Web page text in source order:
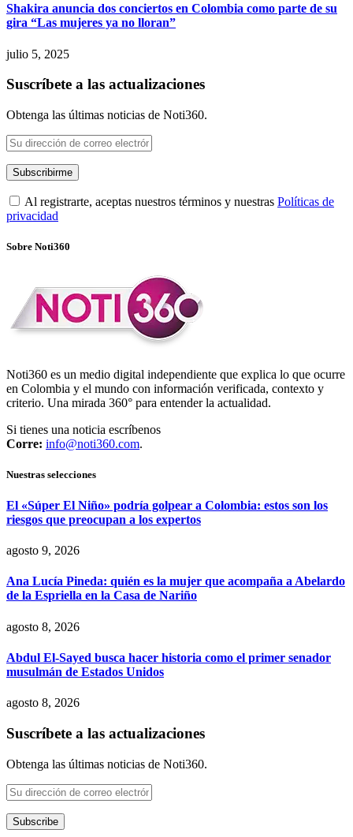
Shakira anuncia dos conciertos en Colombia como parte de su
gira “Las mujeres ya no lloran”
julio 5, 2025
Suscríbete a las actualizaciones
Obtenga las últimas noticias de Noti360.
Al registrarte, aceptas nuestros términos y nuestras Políticas de
privacidad
Sobre Noti360
Noti360 es un medio digital independiente que explica lo que ocurre
en Colombia y el mundo con información verificada, contexto y
criterio. Una mirada 360° para entender la actualidad.
Si tienes una noticia escríbenos
Corre: info@noti360.com.
Nuestras selecciones
El «Súper El Niño» podría golpear a Colombia: estos son los
riesgos que preocupan a los expertos
agosto 9, 2026
Ana Lucía Pineda: quién es la mujer que acompaña a Abelardo
de la Espriella en la Casa de Nariño
agosto 8, 2026
Abdul El-Sayed busca hacer historia como el primer senador
musulmán de Estados Unidos
agosto 8, 2026
Suscríbete a las actualizaciones
Obtenga las últimas noticias de Noti360.